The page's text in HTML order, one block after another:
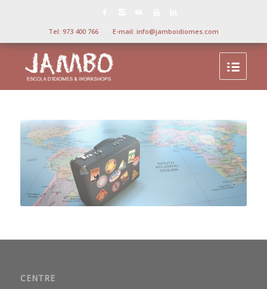
Tel: 973 400 766 E-mail: info@jamboidiomes.com
CENTRE